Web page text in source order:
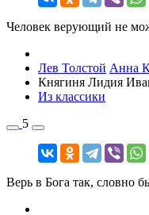
Человек верующий не
Лев Толстой Анна
Княгиня Лидия
Из классики
5
Верь в Бога так, словно